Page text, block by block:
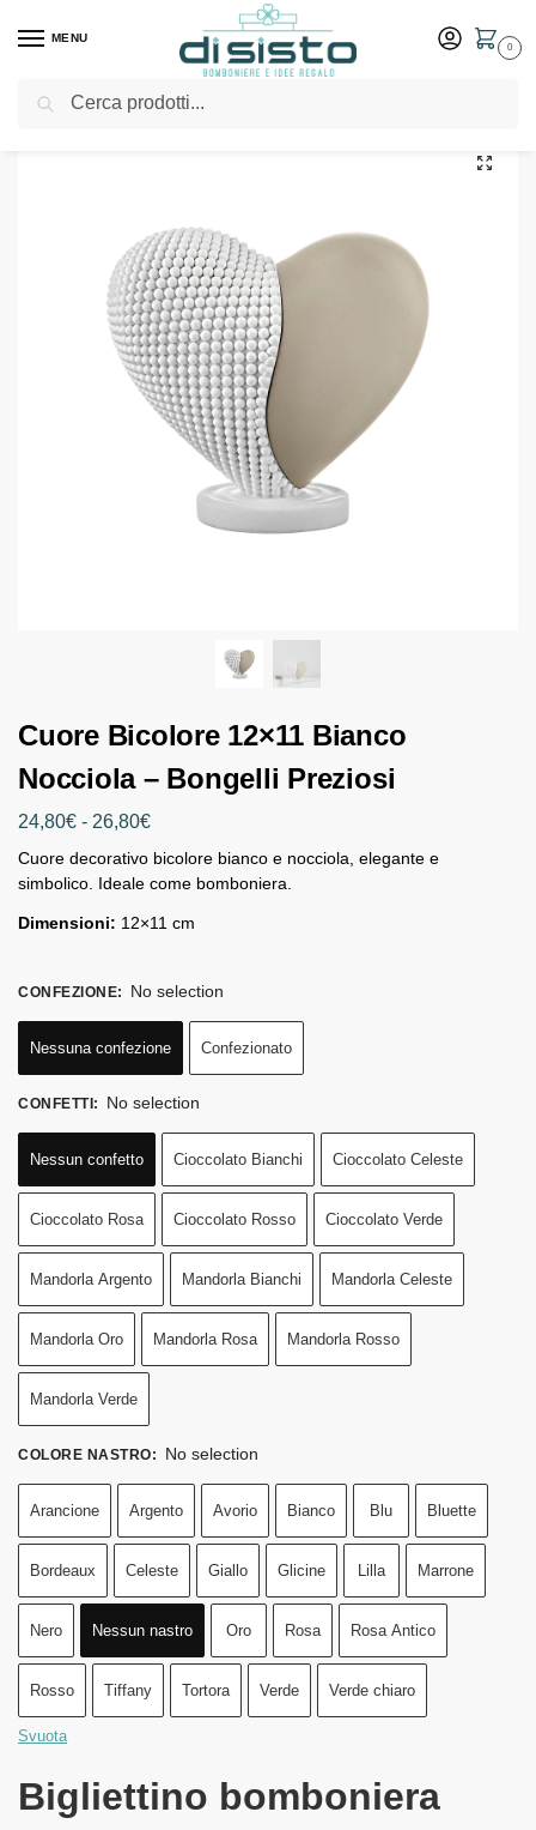
MENU
0
Home Shop Bomboniere
Cuore Bicolore 12×11 Bianco
Nocciola – Bongelli Preziosi
24,80€ - 26,80€
Cuore decorativo bicolore bianco e nocciola, elegante e
simbolico. Ideale come bomboniera.
Dimensioni: 12×11 cm
CONFEZIONE: No selection
Nessuna confezione Confezionato
CONFETTI: No selection
Nessun confetto Cioccolato Bianchi Cioccolato Celeste
Cioccolato Rosa Cioccolato Rosso Cioccolato Verde
Mandorla Argento Mandorla Bianchi Mandorla Celeste
Mandorla Oro Mandorla Rosa Mandorla Rosso
Mandorla Verde
COLORE NASTRO: No selection
Arancione Argento Avorio Bianco Blu Bluette
Bordeaux Celeste Giallo Glicine Lilla Marrone
Nero Nessun nastro Oro Rosa Rosa Antico
Rosso Tiffany Tortora Verde Verde chiaro
Svuota
Bigliettino bomboniera